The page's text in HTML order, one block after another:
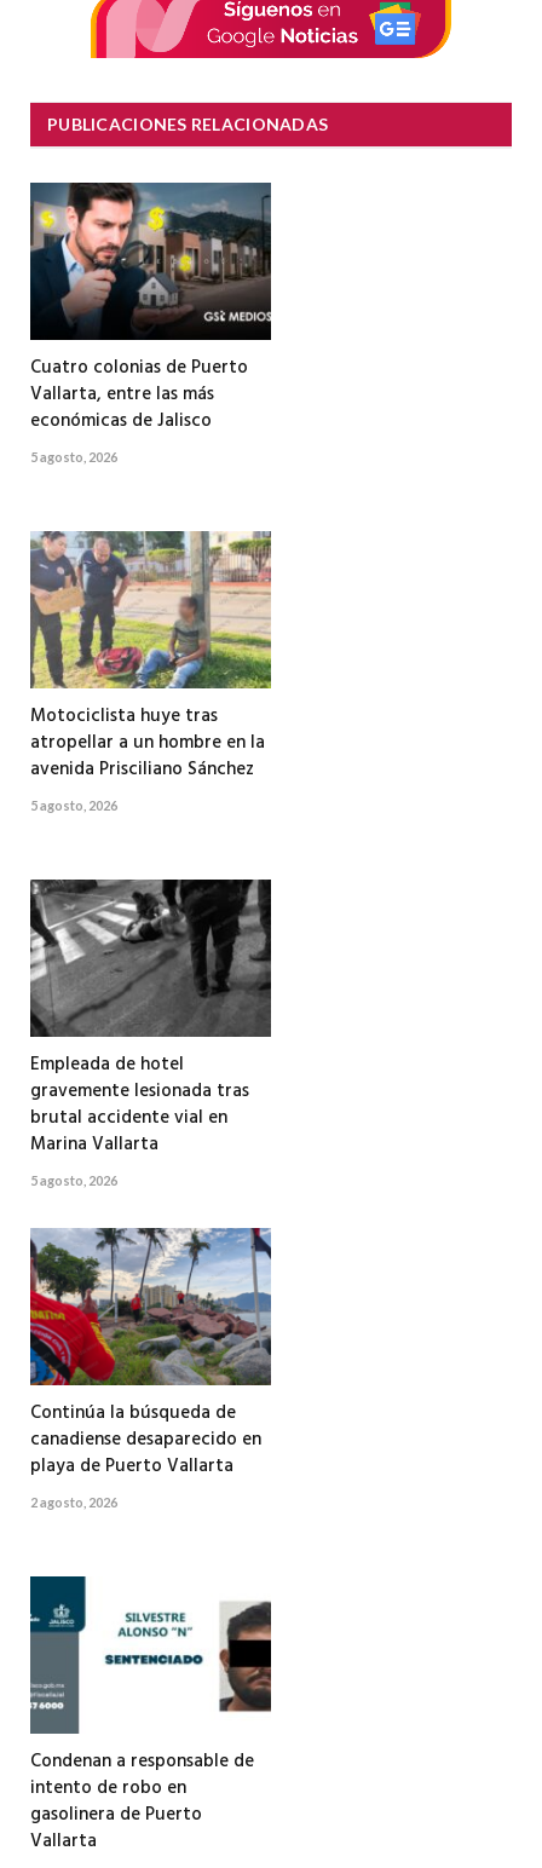
PUBLICACIONES RELACIONADAS
Cuatro colonias de Puerto
Vallarta, entre las más
económicas de Jalisco
5 agosto, 2026
Motociclista huye tras
atropellar a un hombre en la
avenida Prisciliano Sánchez
5 agosto, 2026
Empleada de hotel
gravemente lesionada tras
brutal accidente vial en
Marina Vallarta
5 agosto, 2026
Continúa la búsqueda de
canadiense desaparecido en
playa de Puerto Vallarta
2 agosto, 2026
Condenan a responsable de
intento de robo en
gasolinera de Puerto
Vallarta